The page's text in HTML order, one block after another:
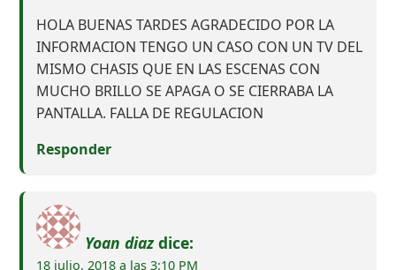
HOLA BUENAS TARDES AGRADECIDO POR LA
INFORMACION TENGO UN CASO CON UN TV DEL
MISMO CHASIS QUE EN LAS ESCENAS CON
MUCHO BRILLO SE APAGA O SE CIERRABA LA
PANTALLA. FALLA DE REGULACION
Responder
Yoan diaz dice:
18 julio, 2018 a las 3:10 PM